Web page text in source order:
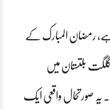
ہے، رمضان المبارک کے
بلتستان میں
یہ صورتحال واقعی ایک